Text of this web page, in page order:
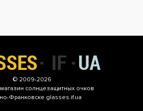
© 2009-2026
солнцезащитных очков
Франковске glasses.if.ua